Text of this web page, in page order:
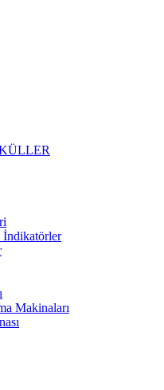
İndikatörler
Makinaları